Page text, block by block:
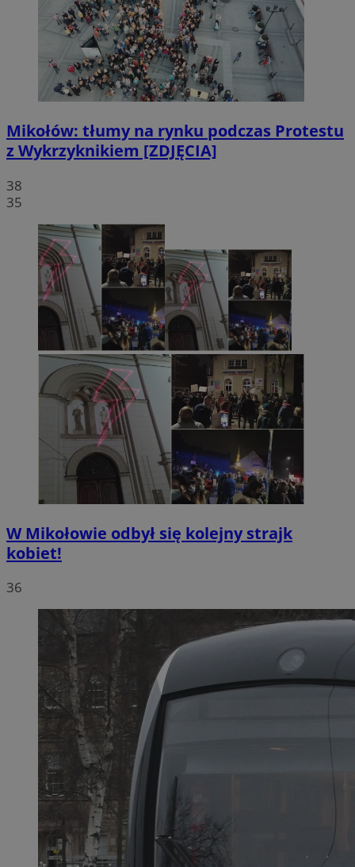
Mikołów: tłumy na rynku podczas Protestu
z Wykrzyknikiem [ZDJĘCIA]
38
35
W Mikołowie odbył się kolejny strajk
kobiet!
36